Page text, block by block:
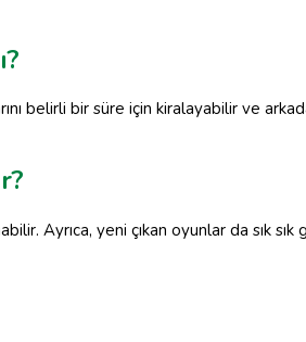
belirli bir süre için kiralayabilir ve
Ayrıca, yeni çıkan oyunlar da sık sık